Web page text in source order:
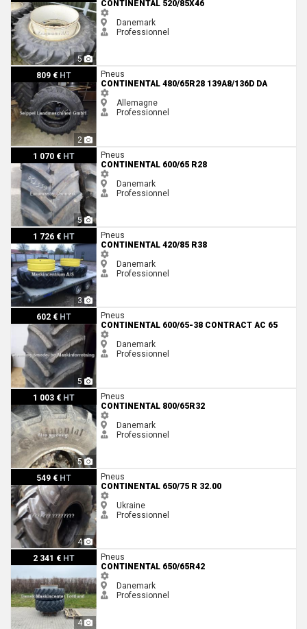
5
CONTINENTAL 520/85X46
Danemark
Professionnel
809 € HT
2
Continental 480/65R28 139A8/136D DA
Pneus
CONTINENTAL 480/65R28 139A8/136D DA
Allemagne
Professionnel
1 070 € HT
5
Continental 600/65 R28Pneus
CONTINENTAL 600/65 R28
Danemark
Professionnel
1 726 € HT
3
Continental 420/85 R38Pneus
CONTINENTAL 420/85 R38
Danemark
Professionnel
602 € HT
5
Continental 600/65-38 Contract AC 65
Pneus
CONTINENTAL 600/65-38 CONTRACT AC 65
Danemark
Professionnel
1 003 € HT
5
Continental 800/65R32
Pneus
CONTINENTAL 800/65R32
Danemark
Professionnel
549 € HT
4
Continental 650/75 R 32.00
Pneus
CONTINENTAL 650/75 R 32.00
Ukraine
Professionnel
2 341 € HT
4
Continental 650/65R42
Pneus
CONTINENTAL 650/65R42
Danemark
Professionnel